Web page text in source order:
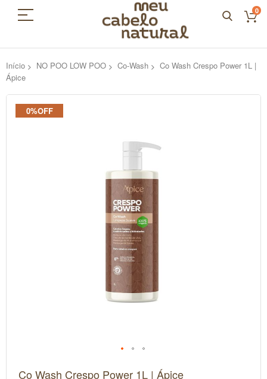
0
Início NO POO LOW POO Co-Wash
Co Wash Crespo Power 1L |
Ápice
Pular
para
0%OFF
para
Co Wash Crespo Power 1L | Ápice